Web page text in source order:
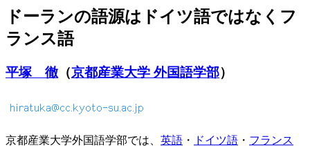
ドーランの語源はドイツ語ではなくフ
ランス語
平塚 徹 （京都産業大学 外国語学部）
京都産業大学外国語学部では、 英語 ・ ドイツ語 ・ フランス